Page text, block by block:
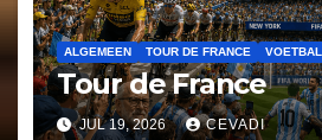
ALGEMEEN TOUR DE FRANCE VOETBAL
Tour de France
JUL 19, 2026 CEVADI